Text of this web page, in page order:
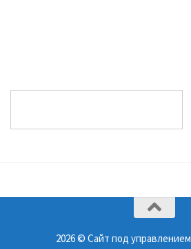
2026 © Сайт под управлением